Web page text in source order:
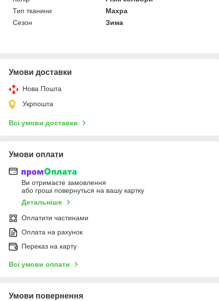
Тип тканини
Махра
Сезон
Зима
Умови доставки
Нова Пошта
Укрпошта
Всі умови доставки
Умови оплати
Ви отримаєте замовлення
або гроші повернуться на вашу картку
Детальніше
Оплатити частинами
Оплата на рахунок
Переказ на карту
Всі умови оплати
Умови повернення